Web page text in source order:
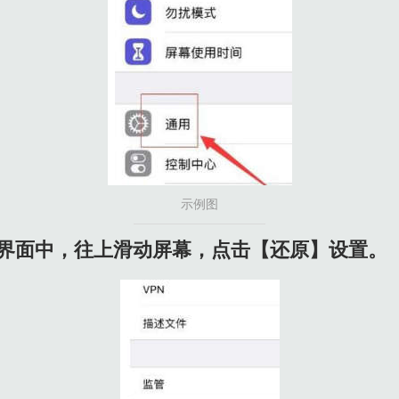
示例图
面中，往上滑动屏幕，点击【还原】设置。